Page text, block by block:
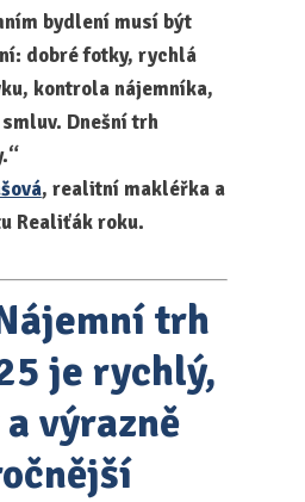
bydlení musí být
dobré fotky, rychlá
kontrola nájemníka,
Dnešní trh
, realitní makléřka a
Realiťák roku.
trh
je rychlý,
výrazně